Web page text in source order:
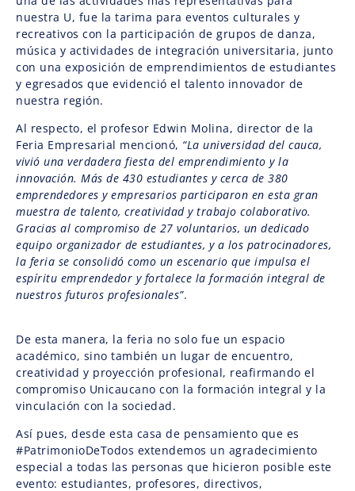
nuestra U, fue la tarima para eventos culturales y
recreativos con la participación de grupos de danza,
música y actividades de integración universitaria, junto
con una exposición de emprendimientos de estudiantes
y egresados que evidenció el talento innovador de
nuestra región.
Al respecto, el profesor Edwin Molina, director de la
Feria Empresarial mencionó, “La universidad del cauca,
vivió una verdadera fiesta del emprendimiento y la
innovación. Más de 430 estudiantes y cerca de 380
emprendedores y empresarios participaron en esta gran
muestra de talento, creatividad y trabajo colaborativo.
Gracias al compromiso de 27 voluntarios, un dedicado
equipo organizador de estudiantes, y a los patrocinadores,
la feria se consolidó como un escenario que impulsa el
espíritu emprendedor y fortalece la formación integral de
nuestros futuros profesionales”.
De esta manera, la feria no solo fue un espacio
académico, sino también un lugar de encuentro,
creatividad y proyección profesional, reafirmando el
compromiso Unicaucano con la formación integral y la
vinculación con la sociedad.
Así pues, desde esta casa de pensamiento que es
#PatrimonioDeTodos extendemos un agradecimiento
especial a todas las personas que hicieron posible este
evento: estudiantes, profesores, directivos,